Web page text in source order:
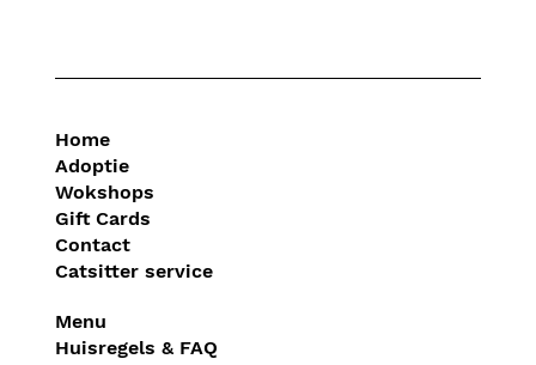
Home
Adoptie
Wokshops
Gift Cards
Contact
Catsitter service
Menu
Huisregels & FAQ